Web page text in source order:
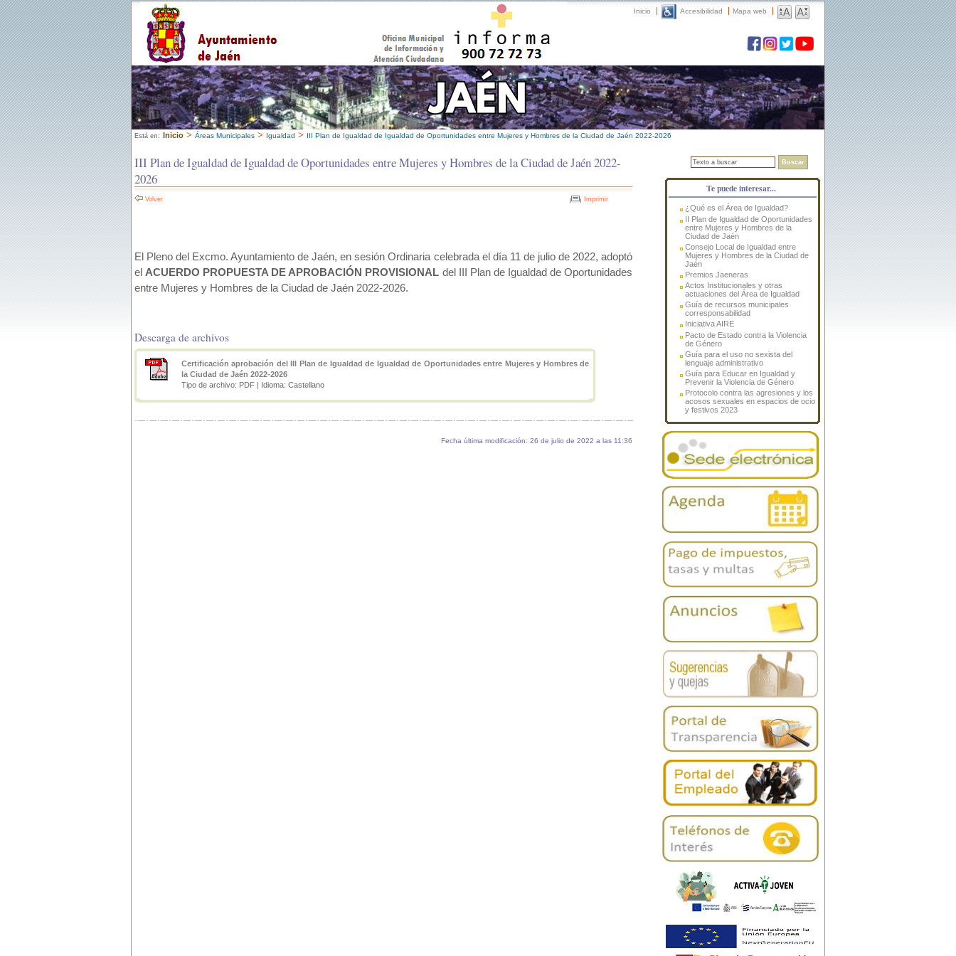
Inicio Accesibilidad Mapa web
Está en: Inicio > Áreas Municipales > Igualdad > III Plan de Igualdad de Igualdad de Oportunidades entre Mujeres y Hombres de la Ciudad de Jaén 2022-2026
III Plan de Igualdad de Igualdad de Oportunidades entre Mujeres y Hombres de la Ciudad de Jaén 2022-
2026
Volver Imprimir
El Pleno del Excmo. Ayuntamiento de Jaén, en sesión Ordinaria celebrada el día 11 de julio de 2022, adoptó
el ACUERDO PROPUESTA DE APROBACIÓN PROVISIONAL del III Plan de Igualdad de Oportunidades
entre Mujeres y Hombres de la Ciudad de Jaén 2022-2026.
Descarga de archivos
Certificación aprobación del III Plan de Igualdad de Igualdad de Oportunidades entre Mujeres y Hombres de
la Ciudad de Jaén 2022-2026
Tipo de archivo: PDF | Idioma: Castellano
Fecha última modificación: 26 de julio de 2022 a las 11:36
Buscar
Te puede interesar...
¿Qué es el Área de Igualdad?
II Plan de Igualdad de Oportunidades
entre Mujeres y Hombres de la
Ciudad de Jaén
Consejo Local de Igualdad entre
Mujeres y Hombres de la Ciudad de
Jaén
Premios Jaeneras
Actos Institucionales y otras
actuaciones del Área de Igualdad
Guía de recursos municipales
corresponsabilidad
Iniciativa AIRE
Pacto de Estado contra la Violencia
de Género
Guía para el uso no sexista del
lenguaje administrativo
Guía para Educar en Igualdad y
Prevenir la Violencia de Género
Protocolo contra las agresiones y los
acosos sexuales en espacios de ocio
y festivos 2023